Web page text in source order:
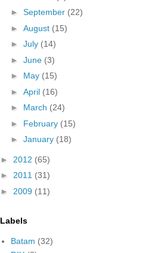
► September (22)
► August (15)
► July (14)
► June (3)
► May (15)
► April (16)
► March (24)
► February (15)
► January (18)
► 2012 (65)
► 2011 (31)
► 2009 (11)
Labels
Batam (32)